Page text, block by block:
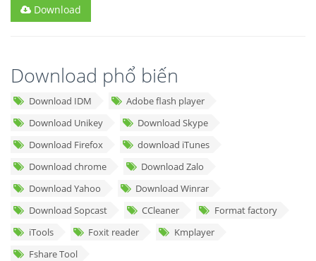
Download
Download phổ biến
Download IDM
Adobe flash player
Download Unikey
Download Skype
Download Firefox
download iTunes
Download chrome
Download Zalo
Download Yahoo
Download Winrar
Download Sopcast
CCleaner
Format factory
iTools
Foxit reader
Kmplayer
Fshare Tool